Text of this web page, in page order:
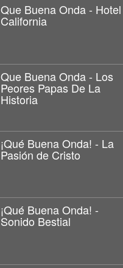
Que Buena Onda - Hotel
California
Que Buena Onda - Los
Peores Papas De La
Historia
¡Qué Buena Onda! - La
Pasión de Cristo
¡Qué Buena Onda! -
Sonido Bestial